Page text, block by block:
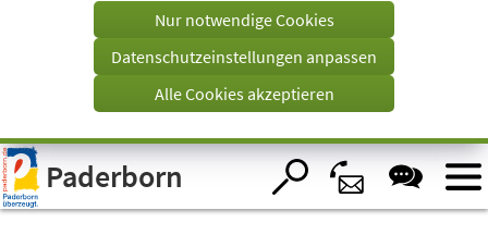
Visuelle
Assistenzsoftware
öffnen.
einem
Tab)
Nur notwendige Cookies
Datenschutzeinstellungen anpassen
Alle Cookies akzeptieren
Paderborn